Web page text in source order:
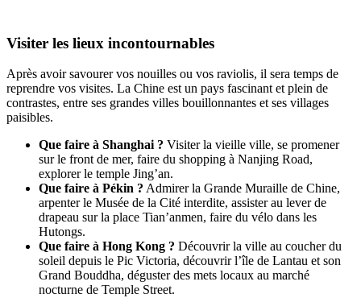
Visiter les lieux incontournables
Après avoir savourer vos nouilles ou vos raviolis, il sera temps de
reprendre vos visites. La Chine est un pays fascinant et plein de
contrastes, entre ses grandes villes bouillonnantes et ses villages
paisibles.
Que faire à Shanghai ? Visiter la vieille ville, se promener
sur le front de mer, faire du shopping à Nanjing Road,
explorer le temple Jing’an.
Que faire à Pékin ? Admirer la Grande Muraille de Chine,
arpenter le Musée de la Cité interdite, assister au lever de
drapeau sur la place Tian’anmen, faire du vélo dans les
Hutongs.
Que faire à Hong Kong ? Découvrir la ville au coucher du
soleil depuis le Pic Victoria, découvrir l’île de Lantau et son
Grand Bouddha, déguster des mets locaux au marché
nocturne de Temple Street.